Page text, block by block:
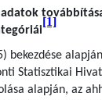
adatok
[1]
bekezdése
Statisztikai
alapján, az